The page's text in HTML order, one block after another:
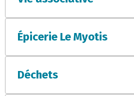
Épicerie Le Myotis
Déchets